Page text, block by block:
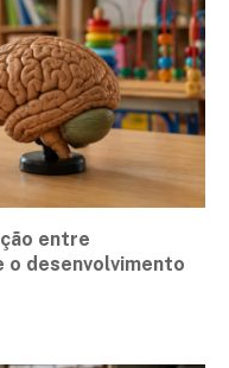
entre
o desenvolvimento